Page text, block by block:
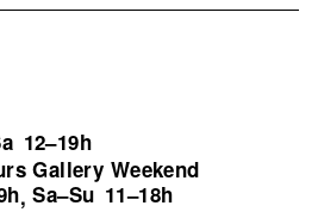
12–19h
Gallery Weekend
,Sa–Su 11–18h